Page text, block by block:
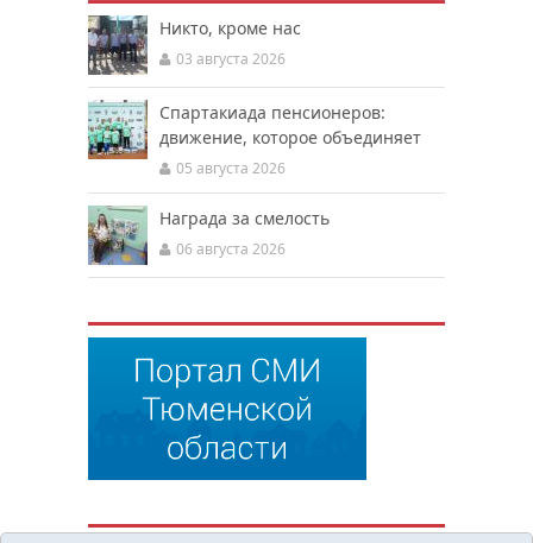
Никто, кроме нас
03 августа 2026
Спартакиада пенсионеров:
движение, которое объединяет
05 августа 2026
Награда за смелость
06 августа 2026